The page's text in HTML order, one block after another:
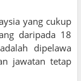
yang cukup
daripada 18
dipelawa
jawatan tetap